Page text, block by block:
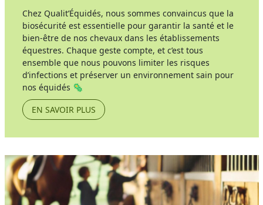
Chez Qualit’Équidés, nous sommes convaincus que la
biosécurité est essentielle pour garantir la santé et le
bien-être de nos chevaux dans les établissements
équestres. Chaque geste compte, et c’est tous
ensemble que nous pouvons limiter les risques
d’infections et préserver un environnement sain pour
nos équidés 🦠
EN SAVOIR PLUS